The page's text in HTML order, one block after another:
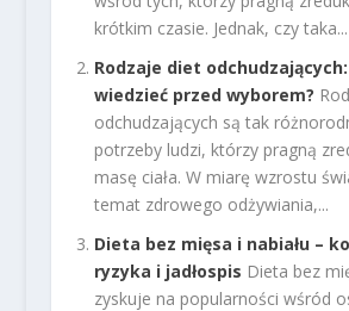
krótkim czasie. Jednak, czy taka...
Rodzaje diet
wiedzieć przed wyborem?
odchudzających są tak
potrzeby ludzi, którzy pragną
masę ciała. W miarę wzrostu
temat zdrowego odżywiania,...
Dieta bez mięsa i nabiału –
ryzyka i jadłospis Dieta bez
zyskuje na popularności wśród